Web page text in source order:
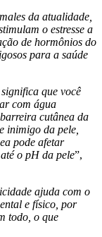
da atualidade,
o estresse a
de hormônios do
para a saúde
que você
com água
cutânea da
inimigo da pele,
pode afetar
o pH da pele”,
ajuda com o
e físico, por
todo, o que